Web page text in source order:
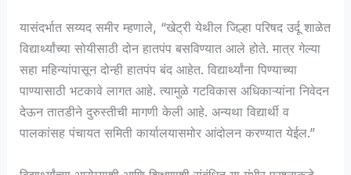
यासंदर्भात सय्यद समीर म्हणाले, “खेट्री येथील जिल्हा परिषद उर्दू शाळेत
विद्यार्थ्यांच्या सोयीसाठी दोन हातपंप बसविण्यात आले होते. मात्र गेल्या
सहा महिन्यांपासून दोन्ही हातपंप बंद आहेत. विद्यार्थ्यांना पिण्याच्या
पाण्यासाठी भटकावे लागत आहे. त्यामुळे गटविकास अधिकाऱ्यांना निवेदन
देऊन तातडीने दुरुस्तीची मागणी केली आहे. अन्यथा विद्यार्थी व
पालकांसह पंचायत समिती कार्यालयासमोर आंदोलन करण्यात येईल.”